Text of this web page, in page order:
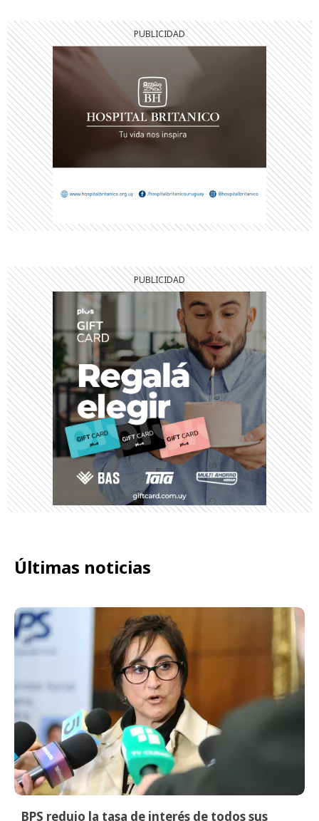
Últimas noticias
BPS redujo la tasa de interés de todos sus